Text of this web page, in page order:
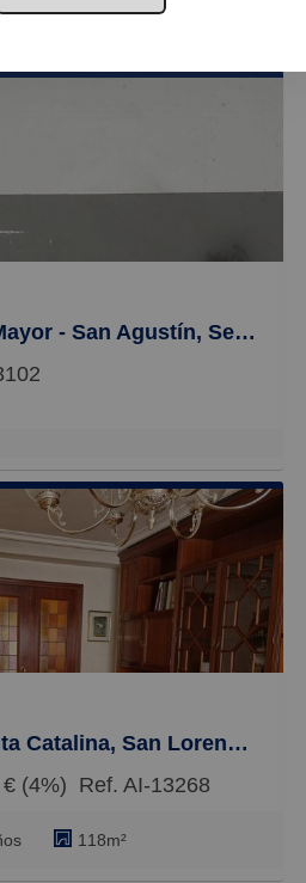
- San Agustín, Segovia
San Lorenzo - San Marcos
(4%) Ref. AI-13268
118m²